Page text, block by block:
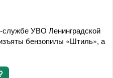
УВО Ленинградской
бензопилы «Штиль», а